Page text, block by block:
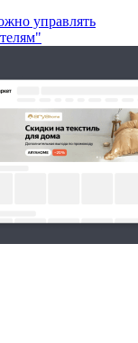
управлять